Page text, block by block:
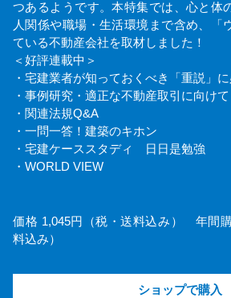
つあるようです。本特集では、心と体
人関係や職場・生活環境まで含め、「
ている不動産会社を取材しました！
＜好評連載中＞
・宅建業者が知っておくべき「重説」
・事例研究・適正な不動産取引に向けて
・関連法規Q&A
・一問一答！建築のキホン
・宅建ケーススタディ 日日是勉強
・WORLD VIEW
価格 1,045円（税・送料込み） 年間
料込み）
ショップで購入